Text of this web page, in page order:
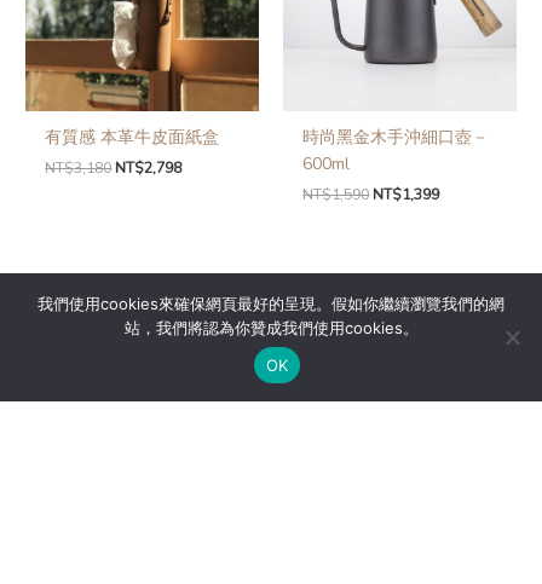
有質感 本革牛皮面紙盒
NT$3,180 NT$2,798
時尚黑金木手沖細口壺－
600ml
NT$1,590 NT$1,399
藝享智居生活圈
我們使用cookies來確保網頁最好的呈現。假如你繼續瀏覽我們的網
站，我們將認為你贊成我們使用cookies。
OK